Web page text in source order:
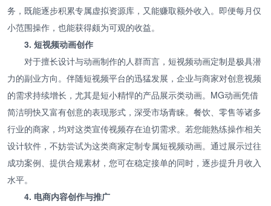
务，既能逐步积累专属虚拟资源库，又能赚取额外收入。即便每月仅
小范围操作，也能获得颇为可观的收益。
3. 短视频动画创作
对于擅长设计与动画制作的人群而言，短视频动画定制是极具潜
力的副业方向。伴随短视频平台的迅猛发展，企业与商家对创意视频
的需求持续增长，尤其是短小精悍的产品展示类动画。MG动画凭借
简洁明快又富有创意的表现形式，深受市场青睐。餐饮、零售等诸多
行业的商家，均对这类宣传视频存在迫切需求。若您能熟练操作相关
设计软件，不妨尝试为这类商家定制专属短视频动画。通过展示过往
成功案例、提供合规素材，您可在稳定接单的同时，逐步提升月收入
水平。
4. 电商内容创作与推广